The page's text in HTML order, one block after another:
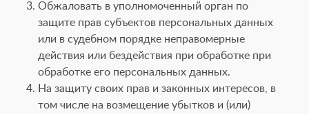
Обжаловать в уполномоченный орган по
защите прав субъектов персональных данных
или в судебном порядке неправомерные
действия или бездействия при обработке при
обработке его персональных данных.
На защиту своих прав и законных интересов, в
том числе на возмещение убытков и (или)